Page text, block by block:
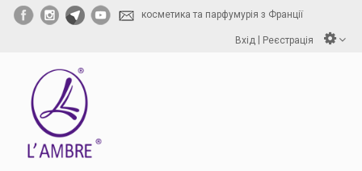
косметика та парфумурія з Франції
Вхід Реєстрація